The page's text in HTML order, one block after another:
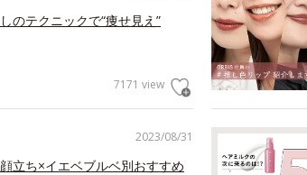
のテクニックで“痩せ見え”
7171 view
2023/08/31
立ち×イエベブルベ別おすすめ